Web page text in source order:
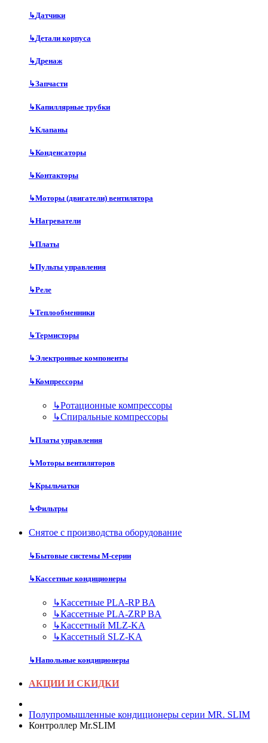
↳Датчики
↳Детали корпуса
↳Дренаж
↳Запчасти
↳Капиллярные трубки
↳Клапаны
↳Конденсаторы
↳Контакторы
↳Моторы (двигатели) вентилятора
↳Нагреватели
↳Платы
↳Пульты управления
↳Реле
↳Теплообменники
↳Термисторы
↳Электронные компоненты
↳Компрессоры
↳Ротационные компрессоры
↳Спиральные компрессоры
↳Платы управления
↳Моторы вентиляторов
↳Крыльчатки
↳Фильтры
Снятое с производства оборудование
↳Бытовые системы M-серии
↳Кассетные кондиционеры
↳Кассетные PLA-RP BA
↳Кассетные PLA-ZRP BA
↳Кассетный MLZ-KA
↳Кассетный SLZ-KA
↳Напольные кондиционеры
АКЦИИ И СКИДКИ
Полупромышленные кондиционеры серии MR. SLIM
Контроллер Mr.SLIM